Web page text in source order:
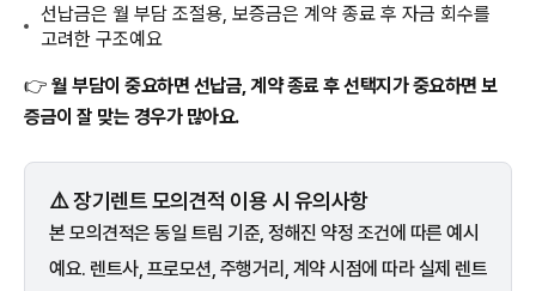
선납금은 월 부담 조절용, 보증금은 계약 종료 후 자금 회수를
고려한 구조예요
👉 월 부담이 중요하면 선납금, 계약 종료 후 선택지가 중요하면 보
증금이 잘 맞는 경우가 많아요.
⚠️ 장기렌트 모의견적 이용 시 유의사항
본 모의견적은 동일 트림 기준, 정해진 약정 조건에 따른 예시
예요. 렌트사, 프로모션, 주행거리, 계약 시점에 따라 실제 렌트